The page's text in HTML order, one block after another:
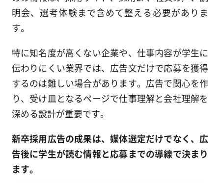
明会、選考体験まで含めて整える必要がありま
す。
特に知名度が高くない企業や、仕事内容が学生に
伝わりにくい業界では、広告文だけで応募を獲得
するのは難しい場合があります。広告で関心を作
り、受け皿となるページで仕事理解と会社理解を
深める設計が重要です。
新卒採用広告の成果は、媒体選定だけでなく、広
告後に学生が読む情報と応募までの導線で決まり
ます。